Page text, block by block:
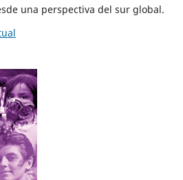
una perspectiva del sur global.